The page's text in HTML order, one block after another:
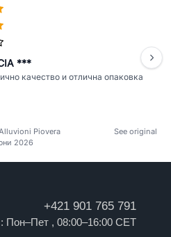
***
качество и отлична опаковка
Piovera
See original
2026
+421 901 765 791
Пон–Пет , 08:00–16:00 CET